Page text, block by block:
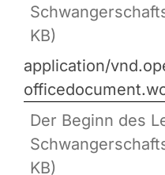
KB)
application/
Der Beginn des
KB)